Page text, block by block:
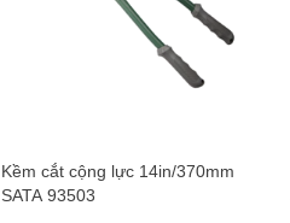
Kềm cắt cộng lực 14in/370mm
SATA 93503